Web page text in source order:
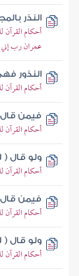
النذر
أحكام
عمران رب
النذور
أحكام
فيمن
أحكام
ولو قال (
أحكام
فيمن قال
أحكام
ولو قال (
أحكام